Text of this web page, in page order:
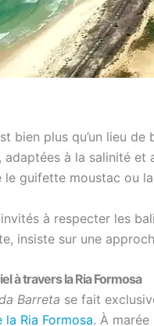
bien plus qu’un lieu de
adaptées à la salinité
le guifette moustac ou
à respecter les
insiste sur une
à travers la Ria Formosa
Barreta se fait
la Ria Formosa. À